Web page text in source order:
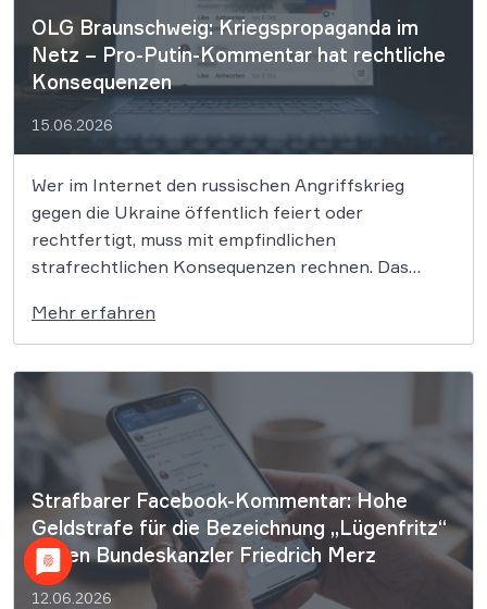
OLG Braunschweig: Kriegspropaganda im
Netz – Pro-Putin-Kommentar hat rechtliche
Konsequenzen
15.06.2026
Wer im Internet den russischen Angriffskrieg
gegen die Ukraine öffentlich feiert oder
rechtfertigt, muss mit empfindlichen
strafrechtlichen Konsequenzen rechnen. Das
aktuellen Urteil klargestellt, dass Pro-Putin-
Kommentare in sozialen Netzwerken den
Tatbestand der Billigung von Straftaten erfüllen
können, wenn sie den öffentlichen Frieden in
Deutschland stören. Damit […]
Mehr erfahren
Strafbarer Facebook-Kommentar: Hohe
Geldstrafe für die Bezeichnung „Lügenfritz“
gegen Bundeskanzler Friedrich Merz
12.06.2026